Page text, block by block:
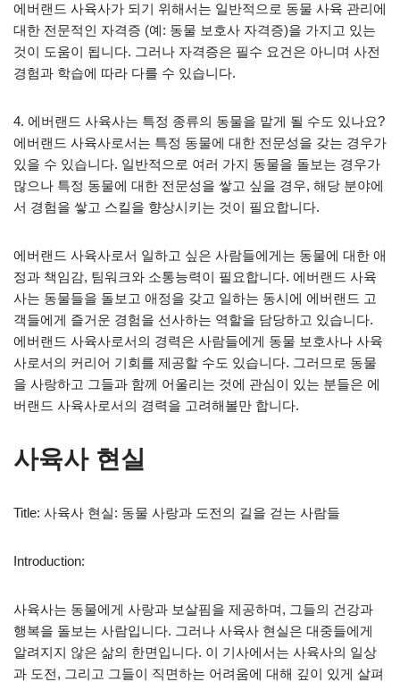
에버랜드 사육사가 되기 위해서는 일반적으로 동물 사육 관리에
대한 전문적인 자격증 (예: 동물 보호사 자격증)을 가지고 있는
것이 도움이 됩니다. 그러나 자격증은 필수 요건은 아니며 사전
경험과 학습에 따라 다를 수 있습니다.
4. 에버랜드 사육사는 특정 종류의 동물을 맡게 될 수도 있나요?
에버랜드 사육사로서는 특정 동물에 대한 전문성을 갖는 경우가
있을 수 있습니다. 일반적으로 여러 가지 동물을 돌보는 경우가
많으나 특정 동물에 대한 전문성을 쌓고 싶을 경우, 해당 분야에
서 경험을 쌓고 스킬을 향상시키는 것이 필요합니다.
에버랜드 사육사로서 일하고 싶은 사람들에게는 동물에 대한 애
정과 책임감, 팀워크와 소통능력이 필요합니다. 에버랜드 사육
사는 동물들을 돌보고 애정을 갖고 일하는 동시에 에버랜드 고
객들에게 즐거운 경험을 선사하는 역할을 담당하고 있습니다.
에버랜드 사육사로서의 경력은 사람들에게 동물 보호사나 사육
사로서의 커리어 기회를 제공할 수도 있습니다. 그러므로 동물
을 사랑하고 그들과 함께 어울리는 것에 관심이 있는 분들은 에
버랜드 사육사로서의 경력을 고려해볼만 합니다.
사육사 현실
Title: 사육사 현실: 동물 사랑과 도전의 길을 걷는 사람들
Introduction:
사육사는 동물에게 사랑과 보살핌을 제공하며, 그들의 건강과
행복을 돌보는 사람입니다. 그러나 사육사 현실은 대중들에게
알려지지 않은 삶의 한면입니다. 이 기사에서는 사육사의 일상
과 도전, 그리고 그들이 직면하는 어려움에 대해 깊이 있게 살펴